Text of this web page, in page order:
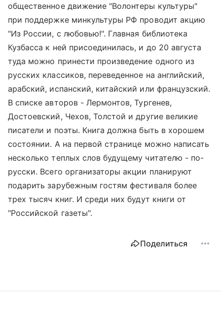
общественное движение "Волонтеры культуры"
при поддержке минкультуры РФ проводит акцию
"Из России, с любовью!". Главная библиотека
Кузбасса к ней присоединилась, и до 20 августа
туда можно принести произведение одного из
русских классиков, переведенное на английский,
арабский, испанский, китайский или французский.
В списке авторов - Лермонтов, Тургенев,
Достоевский, Чехов, Толстой и другие великие
писатели и поэты. Книга должна быть в хорошем
состоянии. А на первой странице можно написать
несколько теплых слов будущему читателю - по-
русски. Всего организаторы акции планируют
подарить зарубежным гостям фестиваля более
трех тысяч книг. И среди них будут книги от
"Российской газеты".
Поделиться